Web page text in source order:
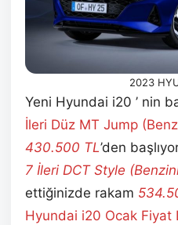
2023
Yeni Hyundai i20 ’ nin
İleri Düz MT Jump
430.500 TL’den
7 İleri DCT Style
ettiğinizde rakam
Hyundai i20 Ocak Fiyat